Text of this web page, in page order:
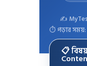
✍️
⏱️ পড়ার সময়:
📋